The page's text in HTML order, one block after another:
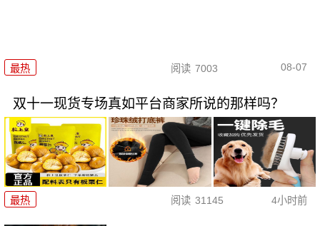
最热 阅读 7003 08-07
双十一现货专场真如平台商家所说的那样吗？
最热 阅读 31145 4小时前